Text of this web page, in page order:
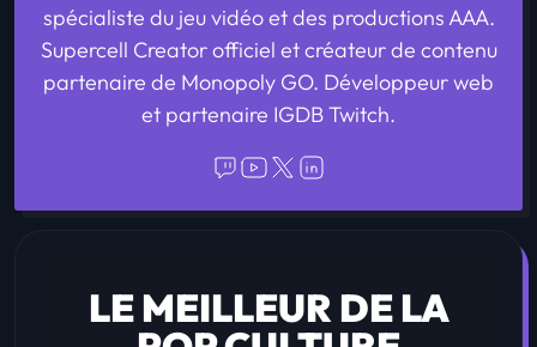
spécialiste du jeu vidéo et des productions AAA.
Supercell Creator officiel et créateur de contenu
partenaire de Monopoly GO. Développeur web
et partenaire IGDB Twitch.
LE MEILLEUR DE LA